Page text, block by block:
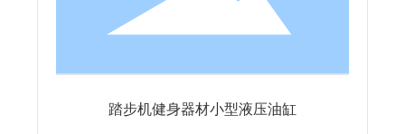
踏步机健身器材小型液压油缸